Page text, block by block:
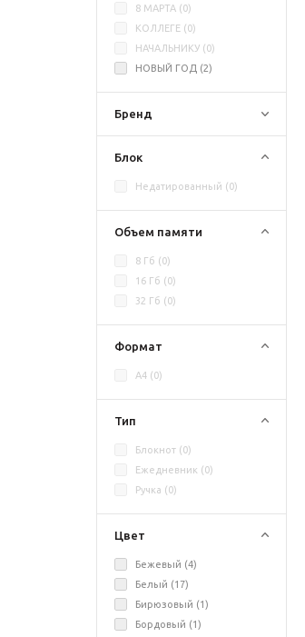
8 МАРТА (0)
КОЛЛЕГЕ (0)
НАЧАЛЬНИКУ (0)
НОВЫЙ ГОД (2)
Бренд
Блок
Недатированный (0)
Объем памяти
8 Гб (0)
16 Гб (0)
32 Гб (0)
Формат
A4 (0)
Тип
Блокнот (0)
Ежедневник (0)
Ручка (0)
Цвет
Бежевый (4)
Белый (17)
Бирюзовый (1)
Бордовый (1)